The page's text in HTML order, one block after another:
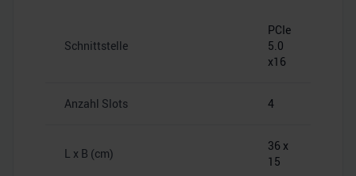
Schnittstelle
PCIe
5.0
x16
Anzahl Slots 4
L x B (cm)
36 x
15